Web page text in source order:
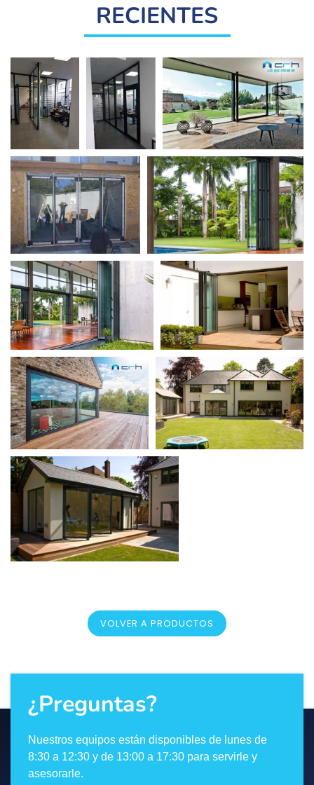
RECIENTES
VOLVER A PRODUCTOS
¿Preguntas?
Nuestros equipos están disponibles de lunes de
8:30 a 12:30 y de 13:00 a 17:30 para servirle y
asesorarle.